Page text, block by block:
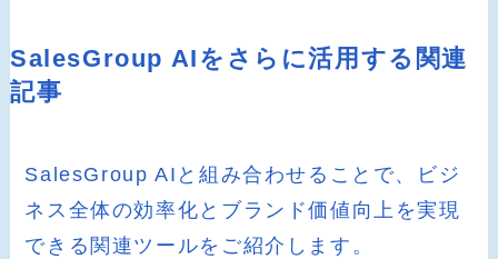
SalesGroup AIをさらに活用する関連
記事
SalesGroup AIと組み合わせることで、ビジ
ネス全体の効率化とブランド価値向上を実現
できる関連ツールをご紹介します。